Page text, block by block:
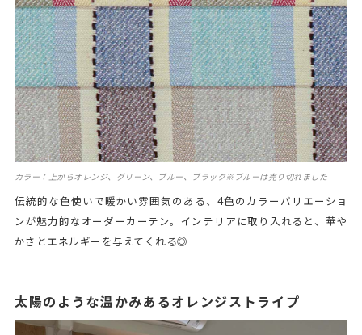
カラー：上からオレンジ、グリーン、ブルー、ブラック※ブルーは売り切れました
伝統的な色使いで暖かい雰囲気のある、4色のカラーバリエーショ
ンが魅力的なオーダーカーテン。インテリアに取り入れると、華や
かさとエネルギーを与えてくれる◎
太陽のような温かみあるオレンジストライプ